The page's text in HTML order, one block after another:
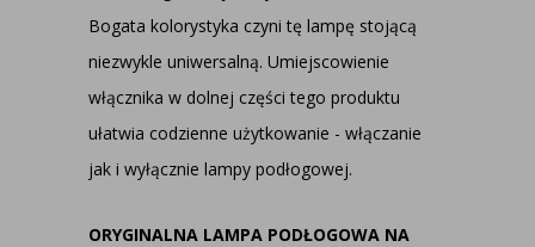
Bogata kolorystyka czyni tę lampę stojącą
niezwykle uniwersalną. Umiejscowienie
włącznika w dolnej części tego produktu
ułatwia codzienne użytkowanie - włączanie
jak i wyłącznie lampy podłogowej.
ORYGINALNA LAMPA PODŁOGOWA NA